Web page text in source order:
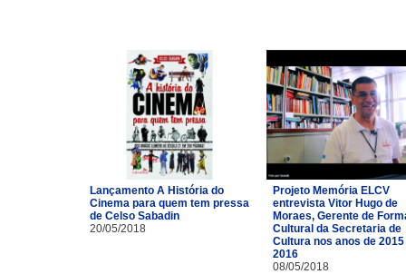
Lançamento A História do
Cinema para quem tem pressa
de Celso Sabadin
20/05/2018
Projeto Memória ELCV
entrevista Vitor Hugo de
Moraes, Gerente de
Cultural da Secretaria de
Cultura nos anos de 2015
2016
08/05/2018